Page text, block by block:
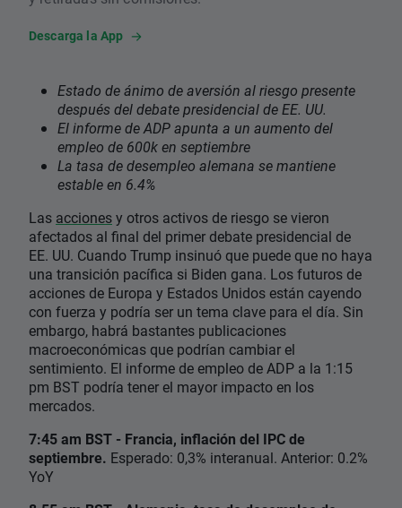
Descarga la App
Estado de ánimo de aversión al riesgo presente
después del debate presidencial de EE. UU.
El informe de ADP apunta a un aumento del
empleo de 600k en septiembre
La tasa de desempleo alemana se mantiene
estable en 6.4%
Las accionesy otros activos de riesgo se vieron
afectados al final del primer debate presidencial de
EE. UU. Cuando Trump insinuó que puede que no haya
una transición pacífica si Biden gana. Los futuros de
acciones de Europa y Estados Unidos están cayendo
con fuerza y ​​podría ser un tema clave para el día. Sin
embargo, habrá bastantes publicaciones
macroeconómicas que podrían cambiar el
sentimiento. El informe de empleo de ADP a la 1:15
pm BST podría tener el mayor impacto en los
mercados.
7:45 am BST - Francia, inflación del IPC de
septiembre. Esperado: 0,3% interanual. Anterior: 0.2%
YoY